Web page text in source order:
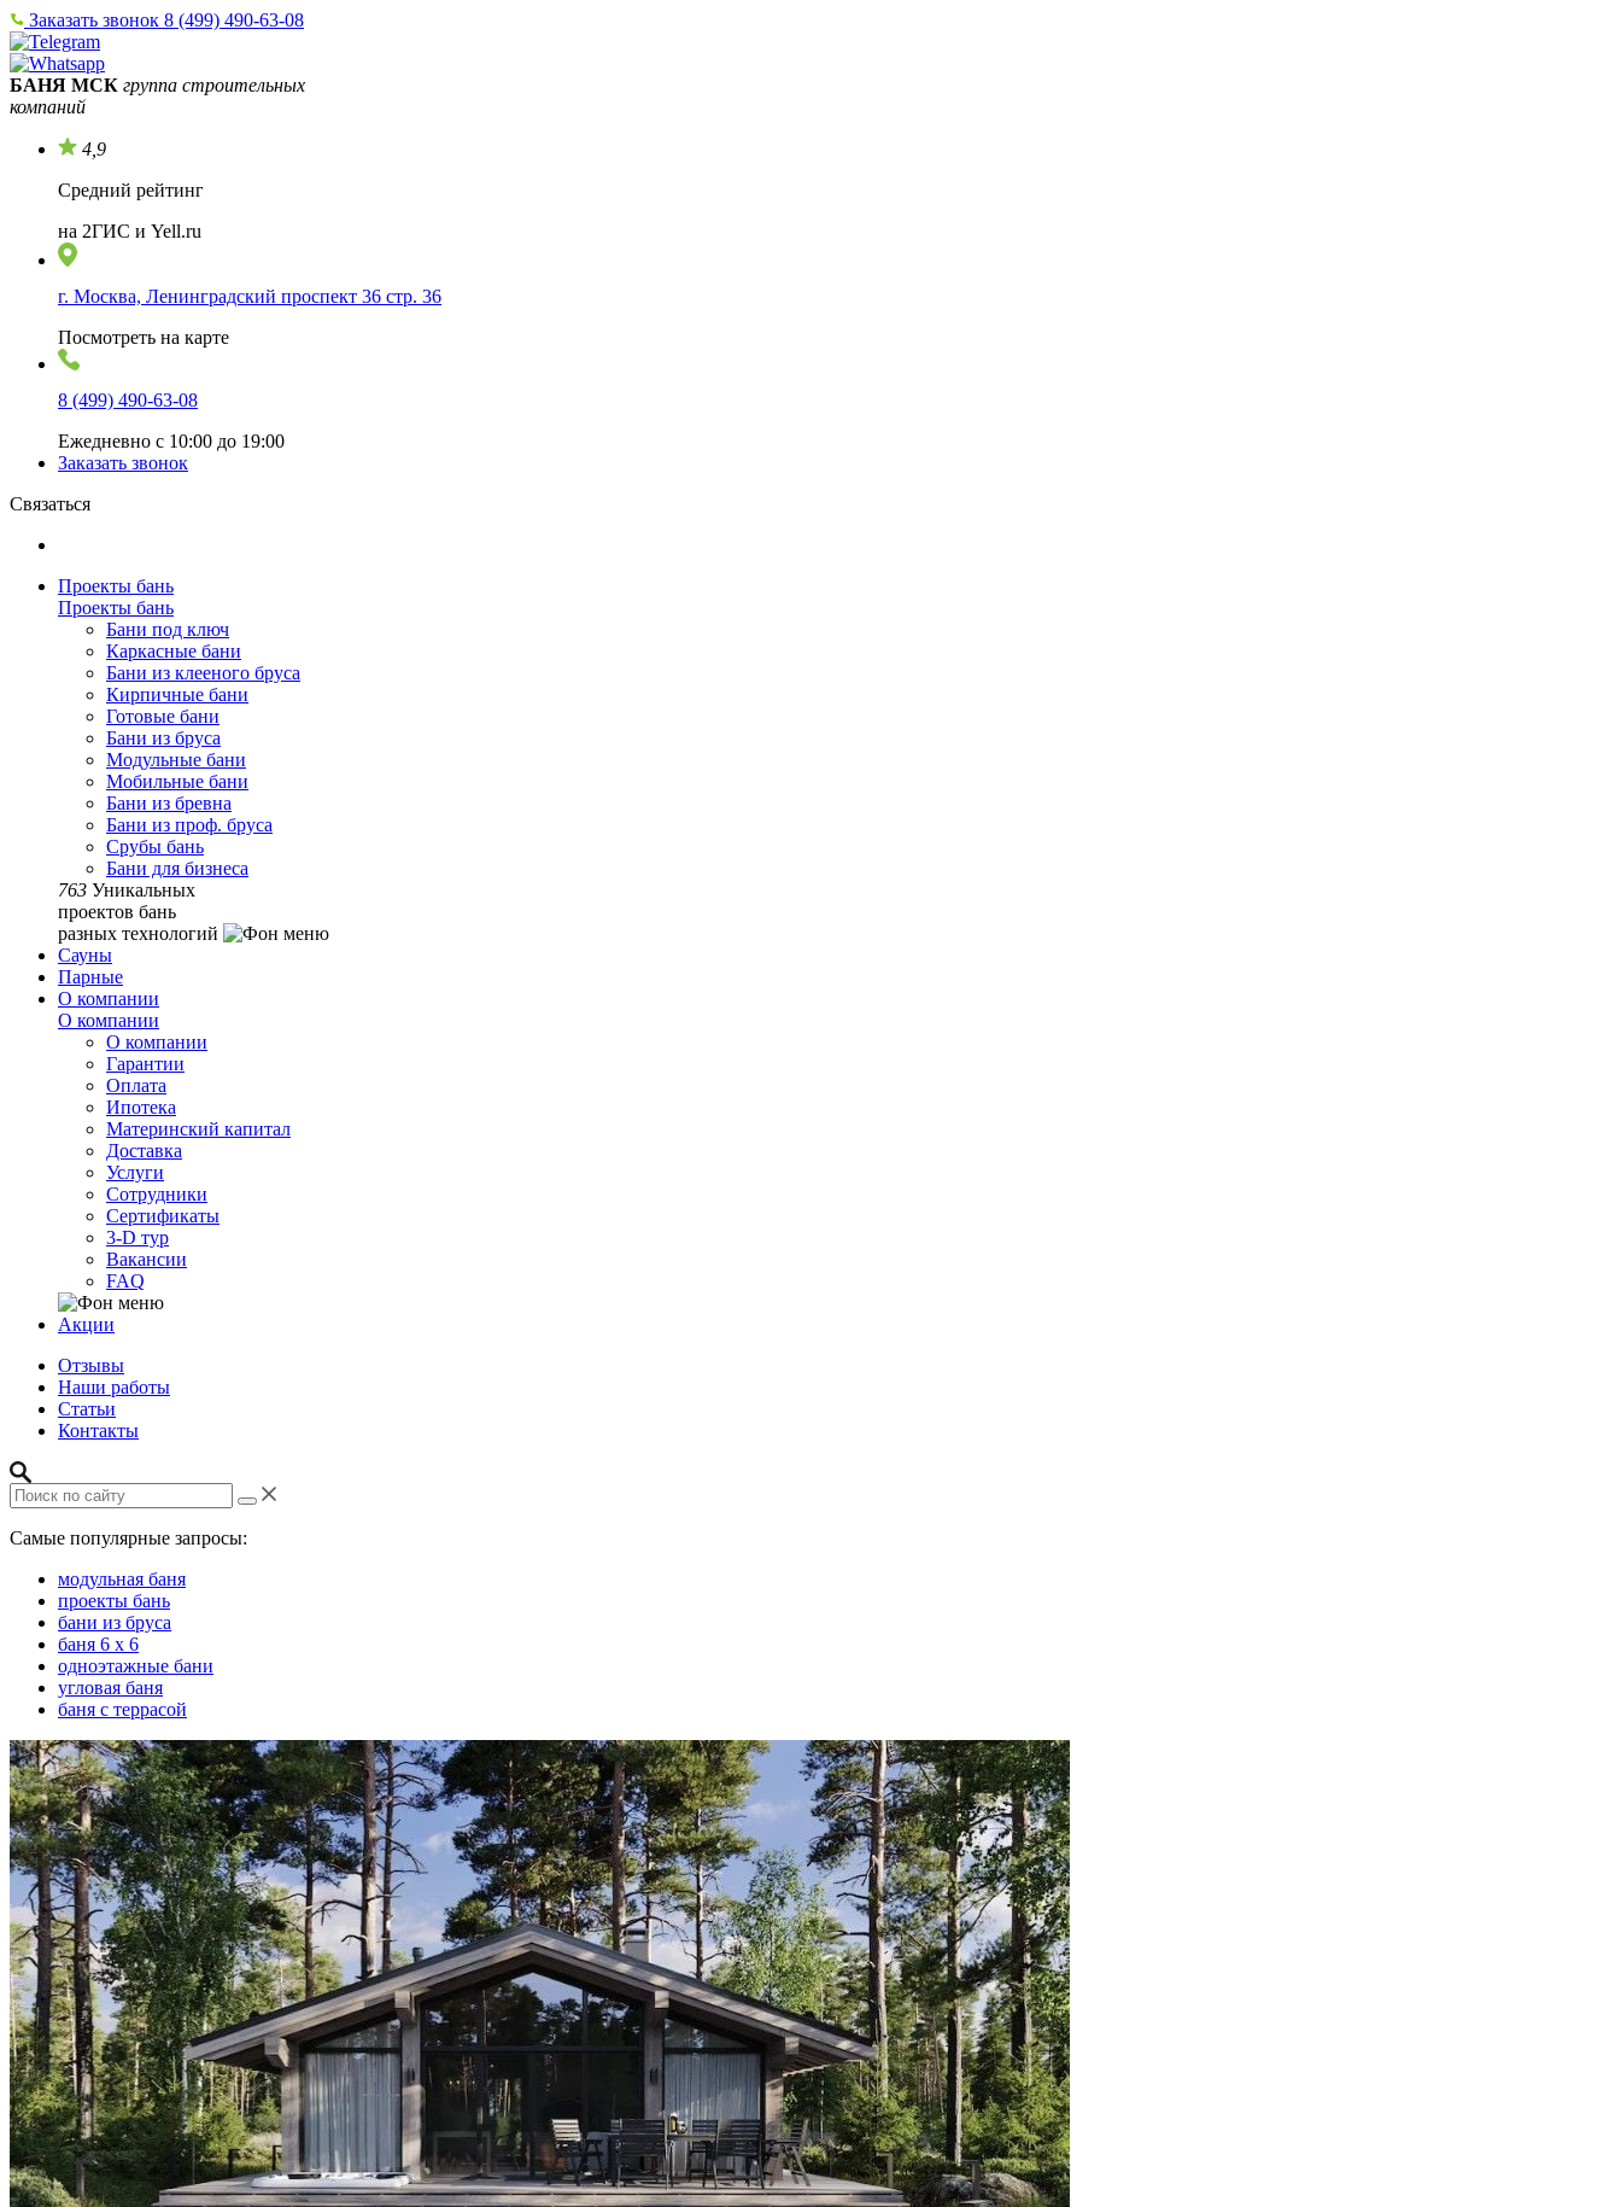
Заказать звонок 8 (499) 490-63-08
БАНЯ МСК группа строительных
компаний
4,9
Средний рейтинг
на 2ГИС и Yell.ru
г. Москва, Ленинградский проспект 36 стр. 36
Посмотреть на карте
8 (499) 490-63-08
Ежедневно с 10:00 до 19:00
Заказать звонок
Связаться
Проекты бань
Проекты бань
Бани под ключ
Каркасные бани
Бани из клееного бруса
Кирпичные бани
Готовые бани
Бани из бруса
Модульные бани
Мобильные бани
Бани из бревна
Бани из проф. бруса
Срубы бань
Бани для бизнеса
763 Уникальных
проектов бань
разных технологий
Сауны
Парные
О компании
О компании
О компании
Гарантии
Оплата
Ипотека
Материнский капитал
Доставка
Услуги
Сотрудники
Сертификаты
3-D тур
Вакансии
FAQ
Акции
Отзывы
Наши работы
Статьи
Контакты
Самые популярные запросы:
модульная баня
проекты бань
бани из бруса
баня 6 х 6
одноэтажные бани
угловая баня
баня с террасой